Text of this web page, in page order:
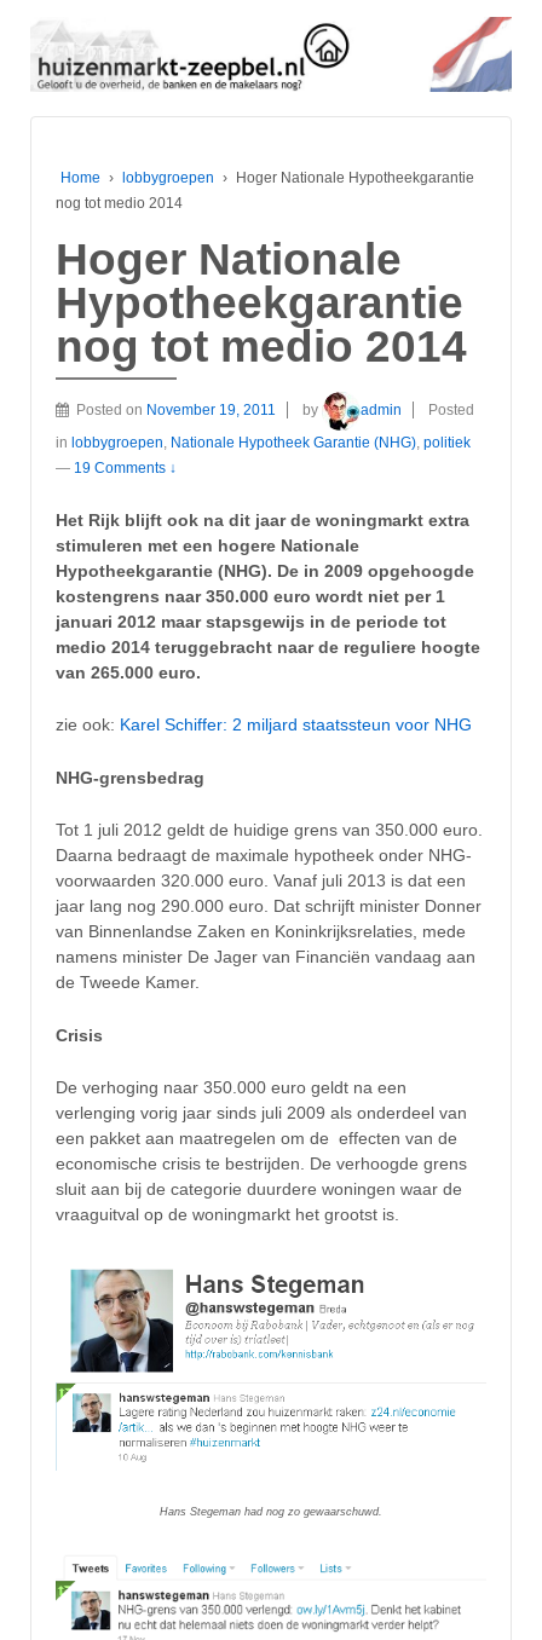
Home › lobbygroepen ›
Hoger Nationale Hypotheekgarantie
nog tot medio 2014
Hoger Nationale
Hypotheekgarantie
nog tot medio 2014
Posted on November 19, 2011 by admin
Posted
in lobbygroepen Nationale Hypotheek Garantie (NHG) politiek
— 19 Comments ↓
Het Rijk blijft ook na dit jaar de woningmarkt extra
stimuleren met een hogere Nationale
Hypotheekgarantie (NHG). De in 2009 opgehoogde
kostengrens naar 350.000 euro wordt niet per 1
januari 2012 maar stapsgewijs in de periode tot
medio 2014 teruggebracht naar de reguliere hoogte
van 265.000 euro.
zie ook: Karel Schiffer: 2 miljard staatssteun voor NHG
NHG-grensbedrag
Tot 1 juli 2012 geldt de huidige grens van 350.000 euro.
Daarna bedraagt de maximale hypotheek onder NHG-
voorwaarden 320.000 euro. Vanaf juli 2013 is dat een
jaar lang nog 290.000 euro. Dat schrijft minister Donner
van Binnenlandse Zaken en Koninkrijksrelaties, mede
namens minister De Jager van Financiën vandaag aan
de Tweede Kamer.
Crisis
De verhoging naar 350.000 euro geldt na een
verlenging vorig jaar sinds juli 2009 als onderdeel van
een pakket aan maatregelen om de effecten van de
economische crisis te bestrijden. De verhoogde grens
sluit aan bij de categorie duurdere woningen waar de
vraaguitval op de woningmarkt het grootst is.
Hans Stegeman had nog zo gewaarschuwd.